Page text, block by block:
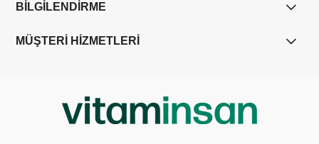
BİLGİLENDİRME
MÜŞTERİ HİZMETLERİ